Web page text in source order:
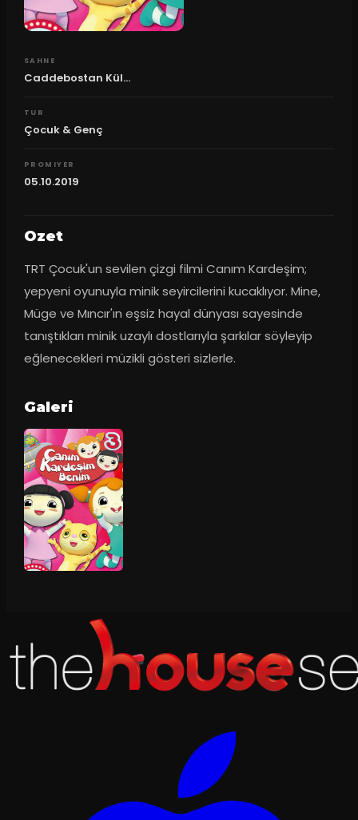
SAHNE
Caddebostan Kül...
TUR
Çocuk & Genç
PROMIYER
05.10.2019
Ozet
TRT Çocuk'un sevilen çizgi filmi Canım Kardeşim;
yepyeni oyunuyla minik seyircilerini kucaklıyor. Mine,
Müge ve Mıncır'ın eşsiz hayal dünyası sayesinde
tanıştıkları minik uzaylı dostlarıyla şarkılar söyleyip
eğlenecekleri müzikli gösteri sizlerle.
Galeri